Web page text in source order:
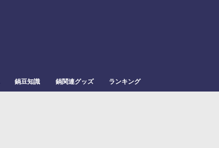
鍋豆知識 鍋関連グッズ ランキング